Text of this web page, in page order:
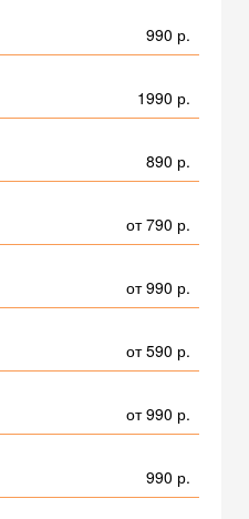
990 р.
1990 р.
890 р.
от 790 р.
от 990 р.
от 590 р.
от 990 р.
990 р.